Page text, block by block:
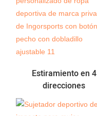
Estiramiento en 4
direcciones